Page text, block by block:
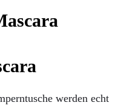
werden echt